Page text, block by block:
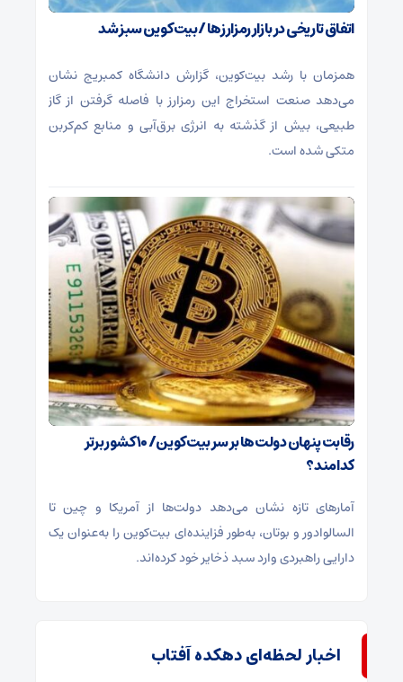
اتفاق تاریخی در بازار رمزارزها / بیت‌کوین سبز شد
همزمان با رشد بیت‌کوین، گزارش دانشگاه کمبریج نشان
می‌دهد صنعت استخراج این رمزارز با فاصله گرفتن از گاز
طبیعی، بیش از گذشته به انرژی برق‌آبی و منابع کم‌کربن
متکی شده است.
رقابت پنهان دولت‌ها بر سر بیت‌کوین/ ۱۰ کشور برتر
کدامند؟
آمارهای تازه نشان می‌دهد دولت‌ها از آمریکا و چین تا
السالوادور و بوتان، به‌طور فزاینده‌ای بیت‌کوین را به‌عنوان یک
دارایی راهبردی وارد سبد ذخایر خود کرده‌اند.
اخبار لحظه‌ای دهکده آفتاب